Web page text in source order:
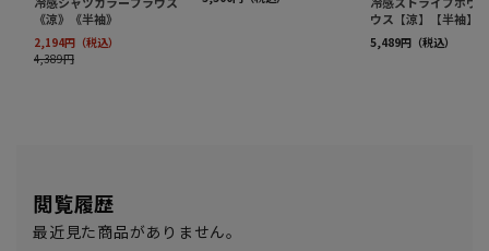
閲覧履歴
最近見た商品がありません。